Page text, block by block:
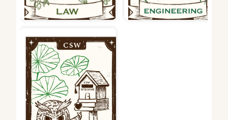
社科院：荷葉&ndash初設計概
念，辜振甫紀念圖書館欲創造
樹木般結構體，空間中林立純
白細柱，各根柱子支撐起荷葉
形屋頂縫隙之間，自然光柔和